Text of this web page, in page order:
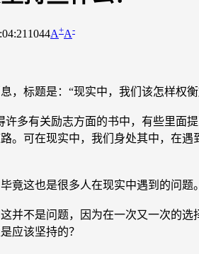
1044A+A-
标题是：“现实中，我们该怎样权衡
多有关励志方面的书中，有些里面
。可在现实中，我们身处其中，在遇
这也是很多人在现实中遇到的问题
不是问题，因为在一次又一次的选
应该坚持的？